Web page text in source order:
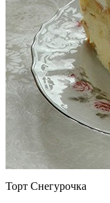
Торт Снегурочка